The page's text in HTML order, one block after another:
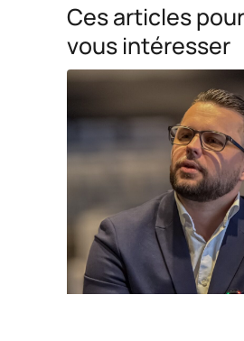
Ces articles
vous intéresser